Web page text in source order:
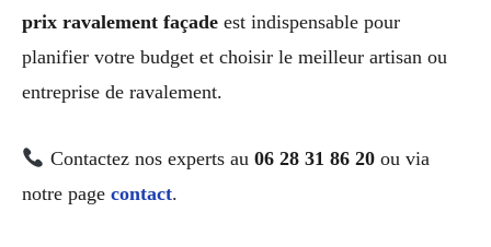
prix ravalement façade est indispensable pour
planifier votre budget et choisir le meilleur artisan ou
entreprise de ravalement.
Contactez nos experts au 06 28 31 86 20ou via
notre page contact.